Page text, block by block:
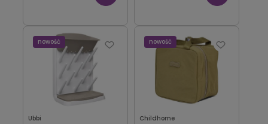
Ubbi
nowość
Childhome
nowość